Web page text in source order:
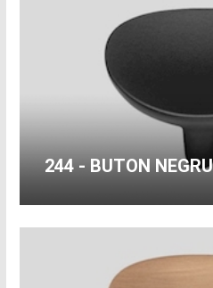
244 - BUTON NEGRU